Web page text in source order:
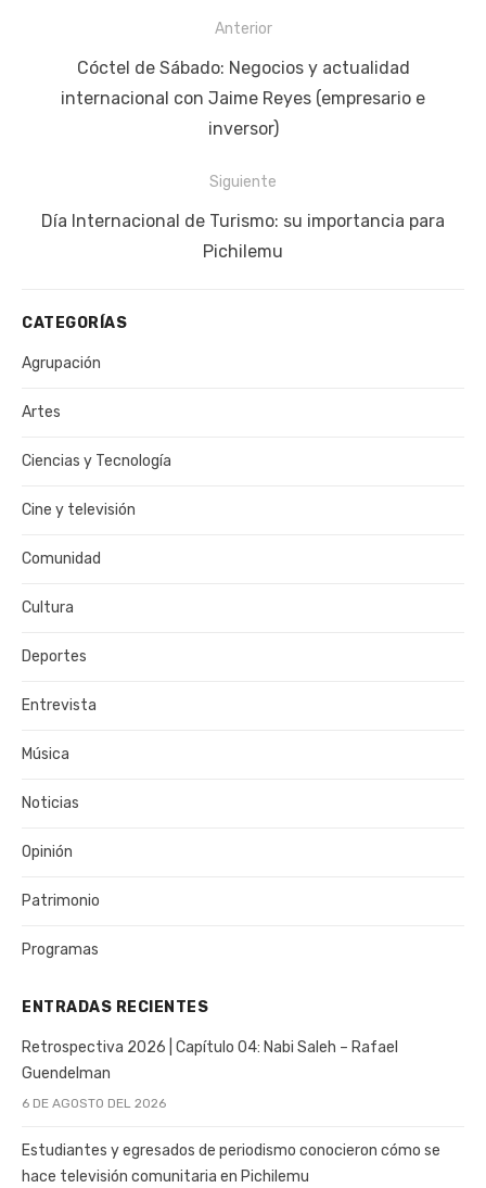
entradas
Anterior
Publicación
anterior:
Cóctel de Sábado: Negocios y actualidad
internacional con Jaime Reyes (empresario e
inversor)
Siguiente
Siguiente
Día Internacional de Turismo: su importancia para
Pichilemu
CATEGORÍAS
Agrupación
Artes
Ciencias y Tecnología
Cine y televisión
Comunidad
Cultura
Deportes
Entrevista
Música
Noticias
Opinión
Patrimonio
Programas
ENTRADAS RECIENTES
Retrospectiva 2026 | Capítulo 04: Nabi Saleh – Rafael
Guendelman
6 DE AGOSTO DEL 2026
Estudiantes y egresados de periodismo conocieron cómo se
hace televisión comunitaria en Pichilemu